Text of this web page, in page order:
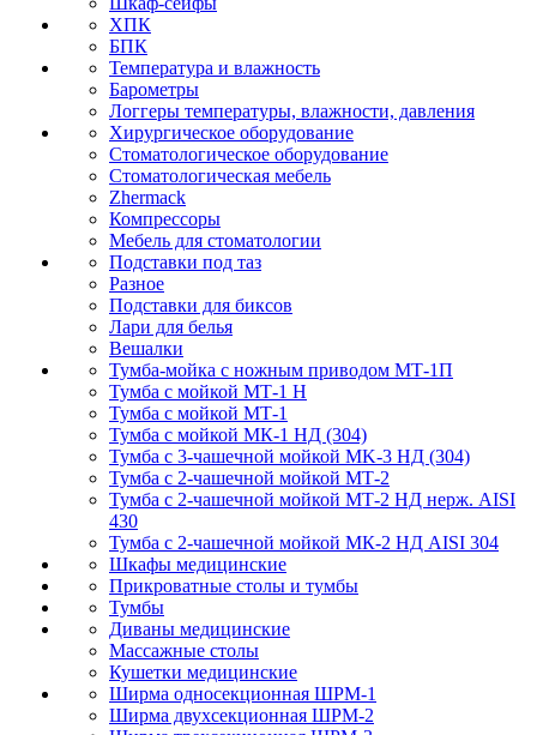
ХПК
БПК
Температура и влажность
Барометры
Логгеры температуры, влажности, давления
Хирургическое оборудование
Стоматологическое оборудование
Стоматологическая мебель
Zhermack
Компрессоры
Мебель для стоматологии
Подставки под таз
Разное
Подставки для биксов
Лари для белья
Вешалки
Тумба-мойка с ножным приводом МТ-1П
Тумба с мойкой МТ-1 Н
Тумба с мойкой МТ-1
Тумба с мойкой МК-1 НД (304)
Тумба с 3-чашечной мойкой МK-3 НД (304)
Тумба с 2-чашечной мойкой МТ-2
Тумба с 2-чашечной мойкой МТ-2 НД нерж. AISI
430
Тумба с 2-чашечной мойкой МК-2 НД AISI 304
Шкафы медицинские
Прикроватные столы и тумбы
Тумбы
Диваны медицинские
Массажные столы
Кушетки медицинские
Ширма односекционная ШРМ-1
Ширма двухсекционная ШРМ-2